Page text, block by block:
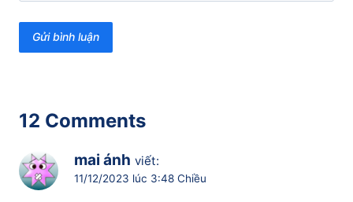
12 Comments
mai ánh viết:
11/12/2023 lúc 3:48 Chiều